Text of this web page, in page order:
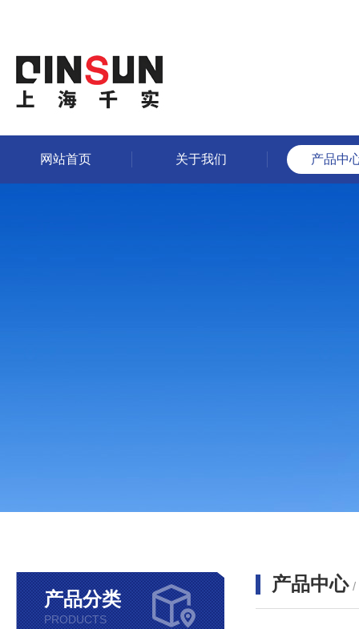
网站首页 关于我们 产品中
产品分类
PRODUCTS
产品中心 /